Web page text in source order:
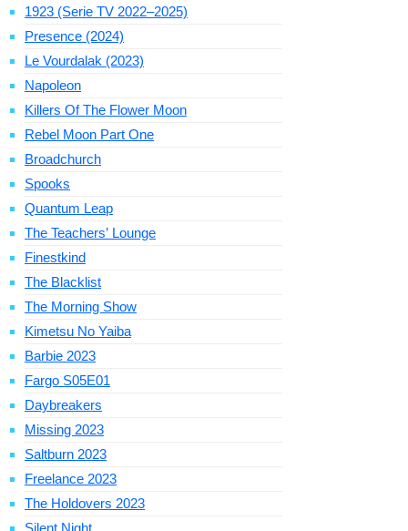
1923 (Serie TV 2022–2025)
Presence (2024)
Le Vourdalak (2023)
Napoleon
Killers Of The Flower Moon
Rebel Moon Part One
Broadchurch
Spooks
Quantum Leap
The Teachers’ Lounge
Finestkind
The Blacklist
The Morning Show
Kimetsu No Yaiba
Barbie 2023
Fargo S05E01
Daybreakers
Missing 2023
Saltburn 2023
Freelance 2023
The Holdovers 2023
Silent Night